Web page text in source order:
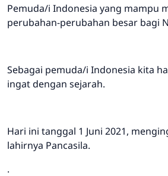
Pemuda/i Indonesia yang mampu
perubahan-perubahan besar bagi
Sebagai pemuda/i Indonesia kita
ingat dengan sejarah.
Hari ini tanggal 1 Juni 2021,
lahirnya Pancasila.
.